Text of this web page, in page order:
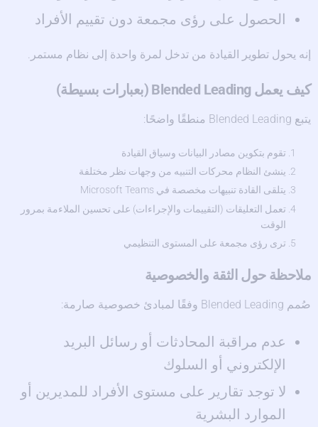
الحصول على رؤى مجمعة دون تقييم الأفراد
إنه يحول تطوير القيادة من تدخل لمرة واحدة إلى نظام مستمر.
كيف يعمل Blended Leading (بعبارات بسيطة)
يتبع Blended Leading منطقًا واضحًا:
تقوم بتكوين مصادر البيانات وسياق القيادة
ينشئ النظام محركات التنبيه من وجهات نظر مختلفة
يتلقى القادة تنبيهات مخصصة في Microsoft Teams
تعمل التعليقات (التقييمات والإجراءات) على تحسين الملاءمة بمرور
الوقت
ترى رؤى مجمعة على المستوى التنظيمي
ملاحظة حول الثقة والخصوصية
صُمم Blended Leading وفقًا لمبادئ خصوصية صارمة:
عدم مراقبة المحادثات أو رسائل البريد
الإلكتروني أو السلوك
لا توجد تقارير على مستوى الأفراد للمديرين أو
الموارد البشرية